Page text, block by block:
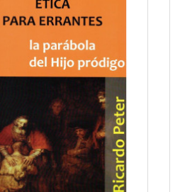
QUICKVIEW
WISHLIST